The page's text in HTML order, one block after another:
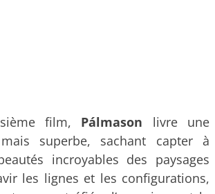
film, Pálmason livre une
superbe, sachant capter à
incroyables des paysages
les lignes et les configurations,